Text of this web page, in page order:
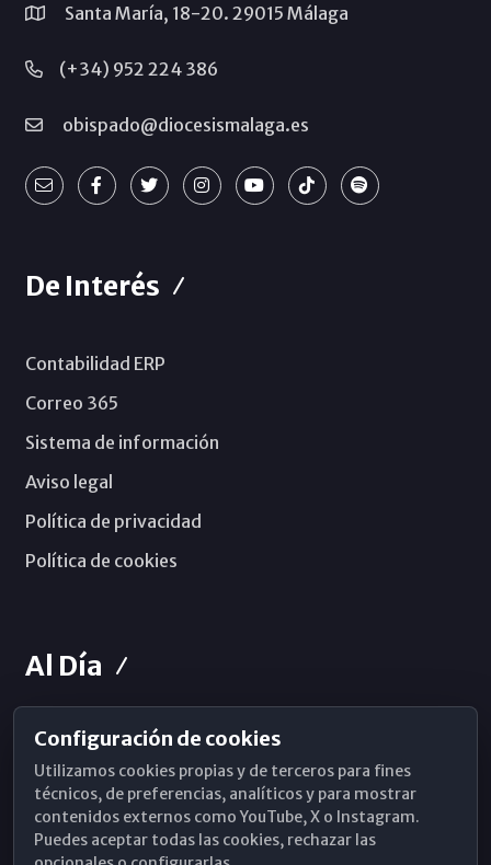
Santa María, 18-20. 29015 Málaga
(+34) 952 224 386
obispado@diocesismalaga.es
De Interés
Contabilidad ERP
Correo 365
Sistema de información
Aviso legal
Política de privacidad
Política de cookies
Al Día
Horarios de Misa
Hemeroteca
WhatsApp
Configuración de cookies
Utilizamos cookies propias y de terceros para fines
técnicos, de preferencias, analíticos y para mostrar
contenidos externos como YouTube, X o Instagram.
Puedes aceptar todas las cookies, rechazar las